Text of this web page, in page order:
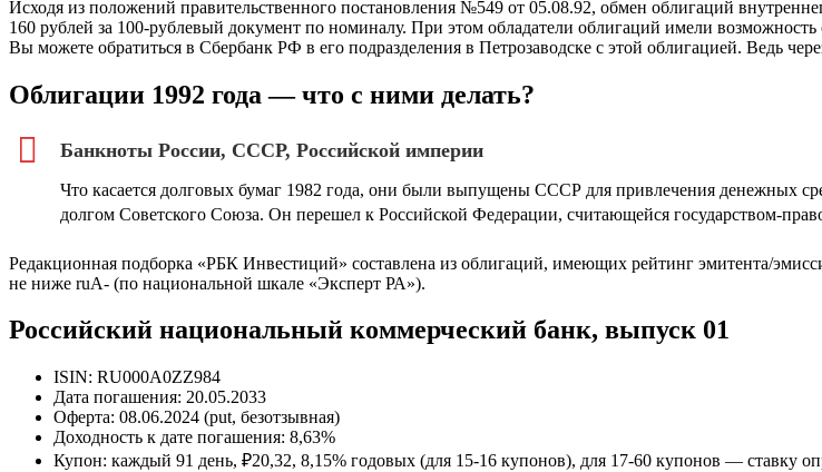
Исходя из положений правительственного постановления №549 от 05.08.92, обмен облигаций
160 рублей за 100-рублевый документ по номиналу. При этом обладатели облигаций имели
Вы можете обратиться в Сбербанк РФ в его подразделения в Петрозаводске с этой облигацией. Ведь
Облигации 1992 года — что с ними делать?
Банкноты России, СССР, Российской империи
Что касается долговых бумаг 1982 года, они были выпущены СССР для привлечения денежных
долгом Советского Союза. Он перешел к Российской Федерации, считающейся государством-
Редакционная подборка «РБК Инвестиций» составлена из облигаций, имеющих рейтинг эмитента/
не ниже ruA- (по национальной шкале «Эксперт РА»).
Российский национальный коммерческий банк, выпуск 01
ISIN: RU000A0ZZ984
Дата погашения: 20.05.2033
Оферта: 08.06.2024 (put, безотзывная)
Доходность к дате погашения: 8,63%
Купон: каждый 91 день, ₽20,32, 8,15% годовых (для 15-16 купонов), для 17-60 купонов — ставку